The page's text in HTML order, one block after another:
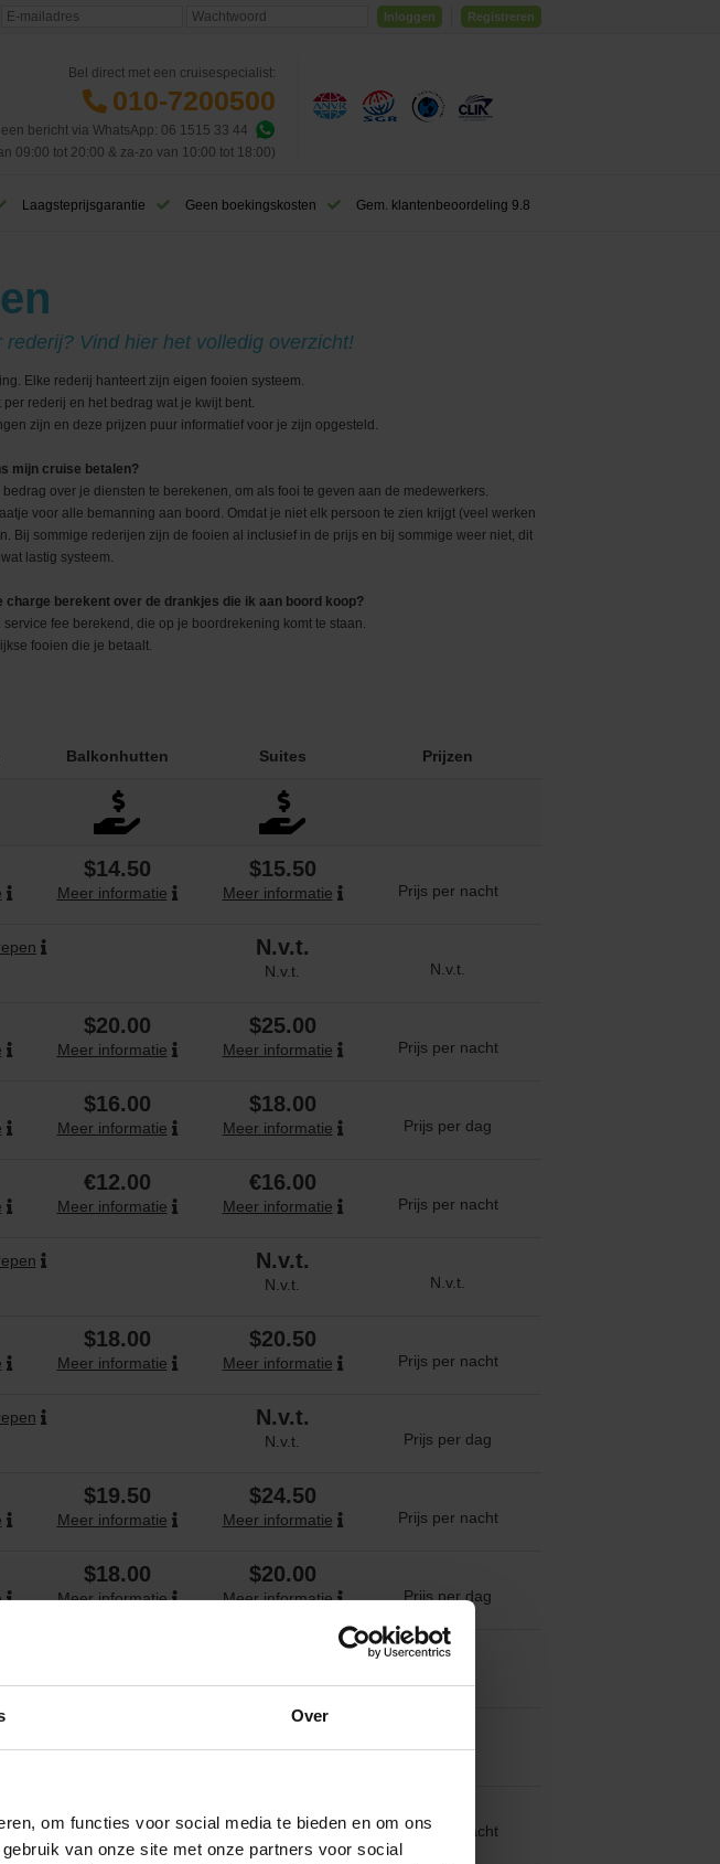
Over
om functies voor social media te bieden en om ons
van onze site met onze partners voor social
Inloggen Registreren
Bel direct met een cruisespecialist:
010-7200500
bericht via WhatsApp: 06 1515 33 44
09:00 tot 20:00 & za-zo van 10:00 tot 18:00)
Caribbean
Middellandse Zee
Middellandse Zee
VS
Fjorden
eilanden
Laagsteprijsgarantie Geen boekingskosten Gem. klantenbeoordeling 9.8
Vind hier het volledig overzicht!
Elke rederij hanteert zijn eigen fooien systeem.
rederij en het bedrag wat je kwijt bent.
zijn en deze prijzen puur informatief voor je zijn opgesteld.
mijn cruise betalen?
over je diensten te berekenen, om als fooi te geven aan de medewerkers.
voor alle bemanning aan boord. Omdat je niet elk persoon te zien krijgt (veel werken
Bij sommige rederijen zijn de fooien al inclusief in de prijs en bij sommige weer niet, dit
lastig systeem.
berekent over de drankjes die ik aan boord koop?
fee berekend, die op je boordrekening komt te staan.
fooien die je betaalt.
Balkonhutten Suites Prijzen
$14.50
Meer informatie
$15.50
Meer informatie Prijs per nacht
N.v.t.
N.v.t. N.v.t.
$20.00
Meer informatie
$25.00
Meer informatie Prijs per nacht
$16.00
Meer informatie
$18.00
Meer informatie Prijs per dag
€12.00
Meer informatie
€16.00
Meer informatie Prijs per nacht
N.v.t.
N.v.t. N.v.t.
$18.00
Meer informatie
$20.50
Meer informatie Prijs per nacht
N.v.t.
N.v.t. Prijs per dag
$19.50
Meer informatie
$24.50
Meer informatie Prijs per nacht
$18.00
Meer informatie
$20.00
Meer informatie Prijs per dag
N.v.t. N.v.t.
Meer informatie Meer informatie Prijs per nacht